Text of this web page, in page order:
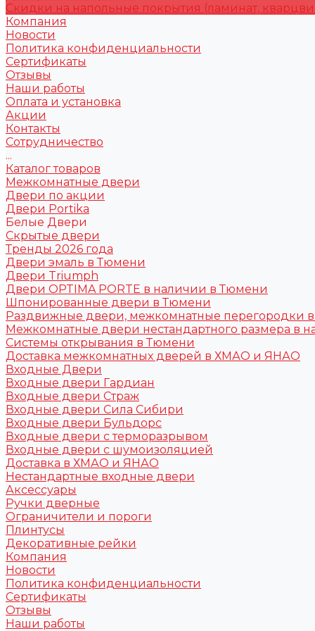
Скидки на напольные покрытия (ламинат,
Компания
Новости
Политика конфиденциальности
Сертификаты
Отзывы
Наши работы
Оплата и установка
Акции
Контакты
Сотрудничество
...
Каталог товаров
Межкомнатные двери
Двери по акции
Двери Portika
Белые Двери
Скрытые двери
Тренды 2026 года
Двери эмаль в Тюмени
Двери Triumph
Двери OPTIMA PORTE в наличии в Тюмени
Шпонированные двери в Тюмени
Раздвижные двери, межкомнатные перегородки
Межкомнатные двери нестандартного размера в
Системы открывания в Тюмени
Доставка межкомнатных дверей в ХМАО и ЯНАО
Входные Двери
Входные двери Гардиан
Входные двери Страж
Входные двери Сила Сибири
Входные двери Бульдорс
Входные двери с терморазрывом
Входные двери с шумоизоляцией
Доставка в ХМАО и ЯНАО
Нестандартные входные двери
Аксессуары
Ручки дверные
Ограничители и пороги
Плинтусы
Декоративные рейки
Компания
Новости
Политика конфиденциальности
Сертификаты
Отзывы
Наши работы